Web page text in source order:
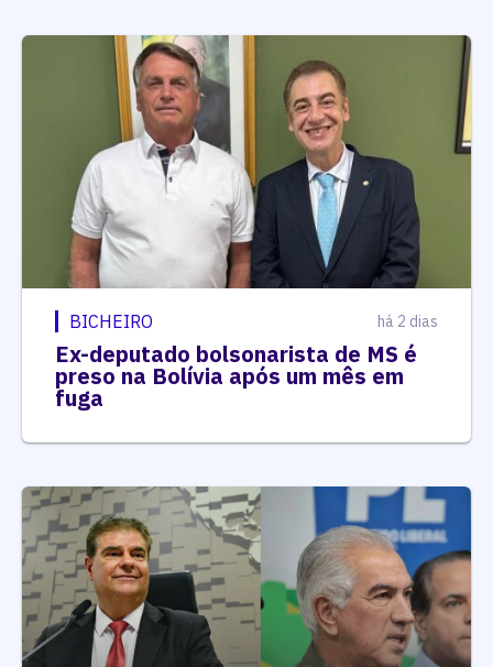
BICHEIRO há 2 dias
Ex-deputado bolsonarista de MS é
preso na Bolívia após um mês em
fuga